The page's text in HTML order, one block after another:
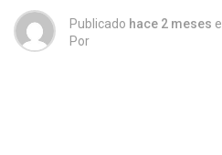
Publicado hace 2 meses
Por